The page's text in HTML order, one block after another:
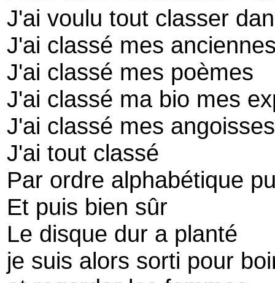
J'ai voulu tout classer
J'ai classé mes
J'ai classé mes poèmes
J'ai classé ma bio mes
J'ai classé mes angoisses
J'ai tout classé
Par ordre alphabétique
Et puis bien sûr
Le disque dur a planté
je suis alors sorti pour